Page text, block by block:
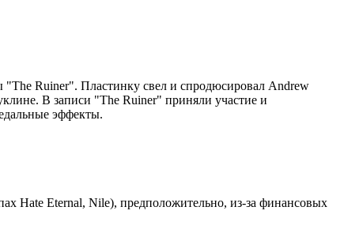
"The Ruiner". Пластинку свел и спродюсировал Andrew
В записи "The Ruiner" приняли участие и
эффекты.
Hate Eternal, Nile), предположительно, из-за финансовых